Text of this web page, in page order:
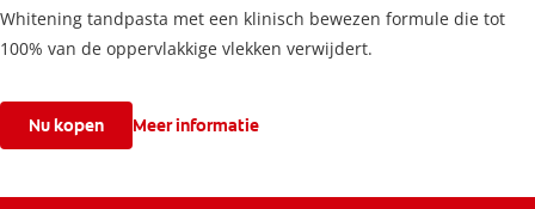
Whitening tandpasta met een klinisch bewezen formule die tot
100% van de oppervlakkige vlekken verwijdert.
Nu kopen Meer informatie